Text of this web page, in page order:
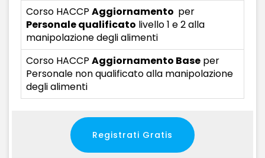
Corso HACCP Aggiornamento per
Personale qualificato livello 1 e 2 alla
manipolazione degli alimenti
Corso HACCP Aggiornamento Base per
Personale non qualificato alla manipolazione
degli alimenti
Registrati Gratis